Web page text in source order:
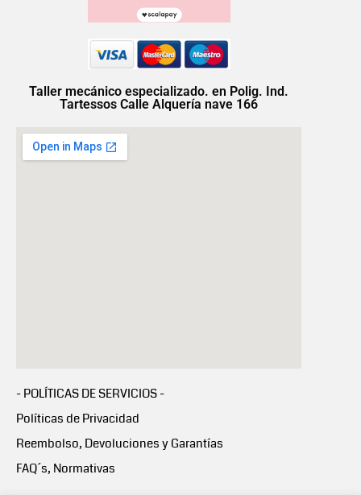
Taller mecánico especializado. en Polig. Ind.
Tartessos Calle Alquería nave 166
- POLÍTICAS DE SERVICIOS -
Políticas de Privacidad
Reembolso, Devoluciones y Garantías
FAQ´s, Normativas